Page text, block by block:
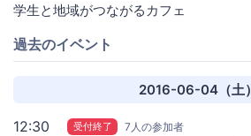
学生と地域がつながるカフェ
過去のイベント
2016-06-04（土）
12:30 受付終了 7人の参加者